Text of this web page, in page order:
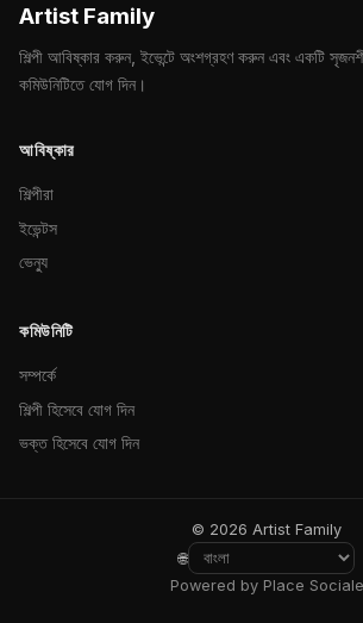
Artist Family
শিল্পী আবিষ্কার করুন, ইভেন্টে অংশগ্রহণ করুন এবং একটি
কমিউনিটিতে যোগ দিন।
আবিষ্কার
শিল্পীরা
ইভেন্টস
ভেন্যু
কমিউনিটি
সম্পর্কে
শিল্পী হিসেবে যোগ দিন
ভক্ত হিসেবে যোগ দিন
© 2026 Artist Family
🌐
Powered by Place Sociale